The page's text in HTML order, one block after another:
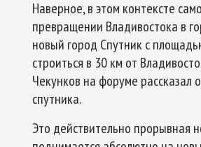
Наверное, в этом контексте
превращении Владивостока в
новый город Спутник с
строиться в 30 км от
Чекунков на форуме рассказал
спутника.
Это действительно прорывная